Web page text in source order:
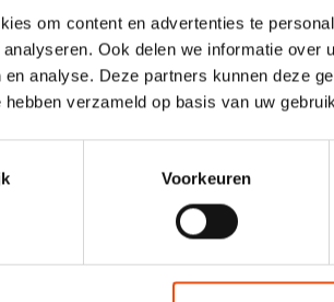
om content en advertenties te
Ook delen we informatie
en analyse. Deze partners kunnen deze
verzameld op basis van uw
Voorkeuren
et en Anglais, oralement et à l’écrit
pour votre propre initiative;
impact direct;
votre candidature?